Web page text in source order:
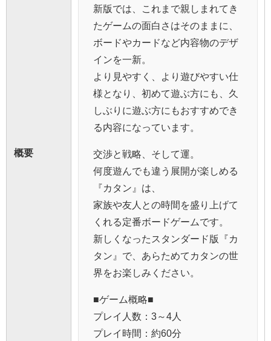
概要
新版では、これまで親しまれてき
たゲームの面白さはそのままに、
ボードやカードなど内容物のデザ
インを一新。
より見やすく、より遊びやすい仕
様となり、初めて遊ぶ方にも、久
しぶりに遊ぶ方にもおすすめでき
る内容になっています。
交渉と戦略、そして運。
何度遊んでも違う展開が楽しめる
『カタン』は、
家族や友人との時間を盛り上げて
くれる定番ボードゲームです。
新しくなったスタンダード版『カ
タン』で、あらためてカタンの世
界をお楽しみください。
■ゲーム概略■
プレイ人数：3～4人
プレイ時間：約60分